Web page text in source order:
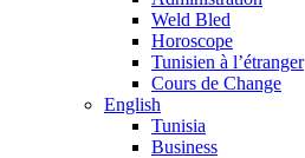
Weld Bled
Horoscope
Tunisien à l’étranger
Cours de Change
English
Tunisia
Business